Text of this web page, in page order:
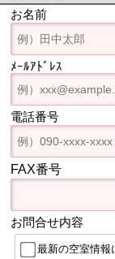
お名前
ﾒｰﾙｱﾄﾞﾚｽ
電話番号
FAX番号
お問合せ内容
最新の空室情報